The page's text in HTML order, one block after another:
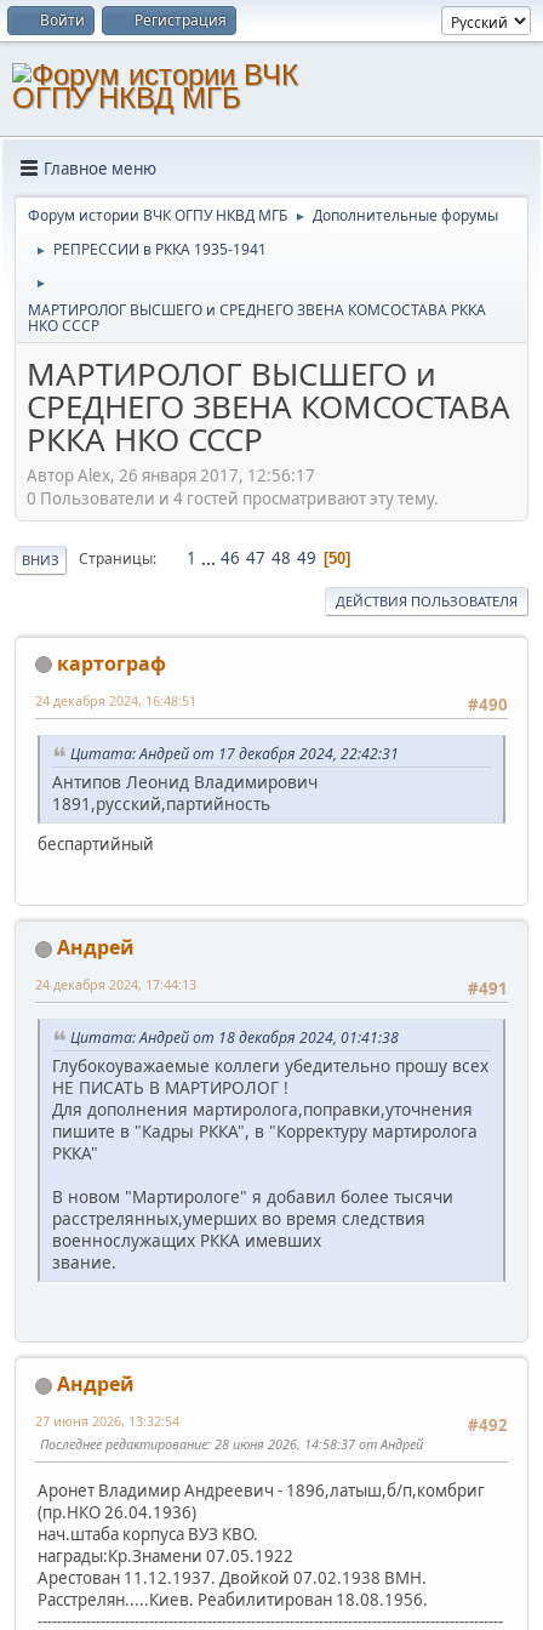
Войти Регистрация
Главное меню
Форум истории ВЧК ОГПУ НКВД МГБ ► Дополнительные форумы
► РЕПРЕССИИ в РККА 1935-1941
►
МАРТИРОЛОГ ВЫСШЕГО и СРЕДНЕГО ЗВЕНА КОМСОСТАВА РККА
НКО СССР
МАРТИРОЛОГ ВЫСШЕГО и
СРЕДНЕГО ЗВЕНА КОМСОСТАВА
РККА НКО СССР
Автор Alex, 26 января 2017, 12:56:17
0 Пользователи и 4 гостей просматривают эту тему.
ВНИЗ Страницы 1 ... 46 47 48 49 50
ДЕЙСТВИЯ ПОЛЬЗОВАТЕЛЯ
картограф
#490
24 декабря 2024, 16:48:51
Цитата: Андрей от 17 декабря 2024, 22:42:31
Антипов Леонид Владимирович
1891,русский,партийность
беспартийный
Андрей
#491
24 декабря 2024, 17:44:13
Цитата: Андрей от 18 декабря 2024, 01:41:38
Глубокоуважаемые коллеги убедительно прошу всех
НЕ ПИСАТЬ В МАРТИРОЛОГ !
Для дополнения мартиролога,поправки,уточнения
пишите в "Кадры РККА", в "Корректуру мартиролога
РККА"
В новом "Мартирологе" я добавил более тысячи
расстрелянных,умерших во время следствия
военнослужащих РККА имевших
звание.
Андрей
#492
27 июня 2026, 13:32:54
Последнее редактирование: 28 июня 2026, 14:58:37 от Андрей
Аронет Владимир Андреевич - 1896,латыш,б/п,комбриг
(пр.НКО 26.04.1936)
нач.штаба корпуса ВУЗ КВО.
награды:Кр.Знамени 07.05.1922
Арестован 11.12.1937. Двойкой 07.02.1938 ВМН.
Расстрелян.....Киев. Реабилитирован 18.08.1956.
------------------------------------------------------------------------------------------------